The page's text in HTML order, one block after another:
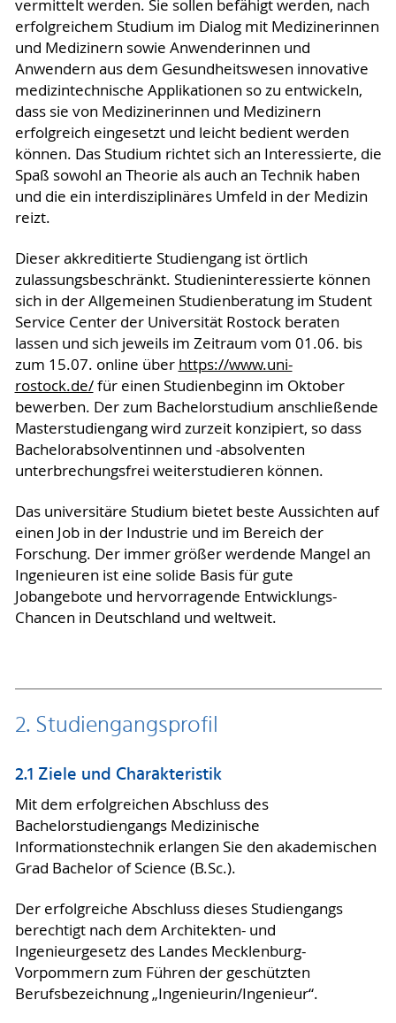
vermittelt werden. Sie sollen befähigt werden, nach
erfolgreichem Studium im Dialog mit Medizinerinnen
und Medizinern sowie Anwenderinnen und
Anwendern aus dem Gesundheitswesen innovative
medizintechnische Applikationen so zu entwickeln,
dass sie von Medizinerinnen und Medizinern
erfolgreich eingesetzt und leicht bedient werden
können. Das Studium richtet sich an Interessierte, die
Spaß sowohl an Theorie als auch an Technik haben
und die ein interdisziplinäres Umfeld in der Medizin
reizt.
Dieser akkreditierte Studiengang ist örtlich
zulassungsbeschränkt. Studieninteressierte können
sich in der Allgemeinen Studienberatung im Student
Service Center der Universität Rostock beraten
lassen und sich jeweils im Zeitraum vom 01.06. bis
zum 15.07. online über https://www.uni-
rostock.de/für einen Studienbeginn im Oktober
bewerben. Der zum Bachelorstudium anschließende
Masterstudiengang wird zurzeit konzipiert, so dass
Bachelorabsolventinnen und -absolventen
unterbrechungsfrei weiterstudieren können.
Das universitäre Studium bietet beste Aussichten auf
einen Job in der Industrie und im Bereich der
Forschung. Der immer größer werdende Mangel an
Ingenieuren ist eine solide Basis für gute
Jobangebote und hervorragende Entwicklungs-
Chancen in Deutschland und weltweit.
2. Studiengangsprofil
2.1 Ziele und Charakteristik
Mit dem erfolgreichen Abschluss des
Bachelorstudiengangs Medizinische
Informationstechnik erlangen Sie den akademischen
Grad Bachelor of Science (B.Sc.).
Der erfolgreiche Abschluss dieses Studiengangs
berechtigt nach dem Architekten- und
Ingenieurgesetz des Landes Mecklenburg-
Vorpommern zum Führen der geschützten
Berufsbezeichnung „Ingenieurin/Ingenieur“.